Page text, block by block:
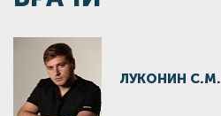
ЛУКОНИН С.М.